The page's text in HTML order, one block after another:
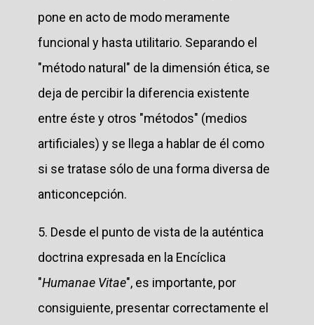
pone en acto de modo meramente
funcional y hasta utilitario. Separando el
"método natural" de la dimensión ética, se
deja de percibir la diferencia existente
entre éste y otros "métodos" (medios
artificiales) y se llega a hablar de él como
si se tratase sólo de una forma diversa de
anticoncepción.
5. Desde el punto de vista de la auténtica
doctrina expresada en la Encíclica
"Humanae Vitae", es importante, por
consiguiente, presentar correctamente el